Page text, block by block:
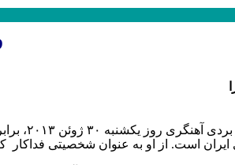
۳۰ ژوئن ۲۰۱۳، برابر با ۹ تیرماه ۱۳۹۲
ایران است. از او به عنوان شخصیتی